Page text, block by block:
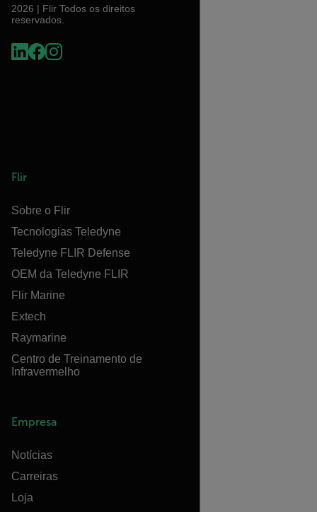
2026 | Flir Todos os direitos
reservados.
Flir
Sobre o Flir
Tecnologias Teledyne
Teledyne FLIR Defense
OEM da Teledyne FLIR
Flir Marine
Extech
Raymarine
Centro de Treinamento de
Infravermelho
Empresa
Notícias
Carreiras
Loja